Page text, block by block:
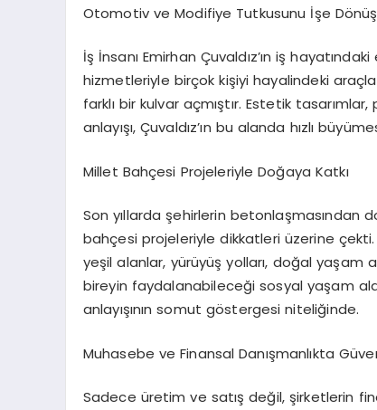
Otomotiv ve Modifiye Tutkusunu İşe
İş İnsanı Emirhan Çuvaldız’ın iş
hizmetleriyle birçok kişiyi hayalindeki
farklı bir kulvar açmıştır. Estetik
anlayışı, Çuvaldız’ın bu alanda hızlı
Millet Bahçesi Projeleriyle Doğaya Katkı
Son yıllarda şehirlerin betonlaşmasından
bahçesi projeleriyle dikkatleri üzerine
yeşil alanlar, yürüyüş yolları, doğal
bireyin faydalanabileceği sosyal yaşam
anlayışının somut göstergesi niteliğinde.
Muhasebe ve Finansal Danışmanlıkta
Sadece üretim ve satış değil, şirketlerin